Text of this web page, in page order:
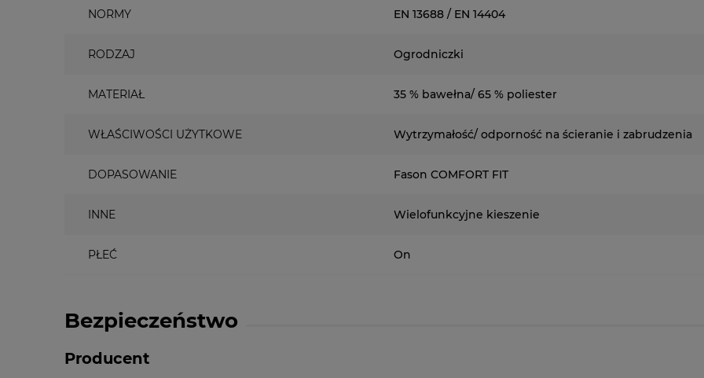
NORMY EN 13688 / EN 14404
RODZAJ Ogrodniczki
MATERIAŁ 35 % bawełna/ 65 % poliester
WŁAŚCIWOŚCI UŻYTKOWE Wytrzymałość/ odporność na ścieranie i zabrudzenia
DOPASOWANIE Fason COMFORT FIT
INNE Wielofunkcyjne kieszenie
PŁEĆ On
Bezpieczeństwo
Producent